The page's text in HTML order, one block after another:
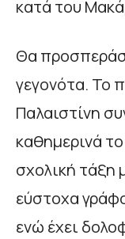
κατά του
Θα
γεγονότα. Το
Παλαιστίνη
καθημερινά
σχολική τάξη
εύστοχα
ενώ έχει